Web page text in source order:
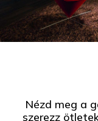
Nézd meg a
szerezz